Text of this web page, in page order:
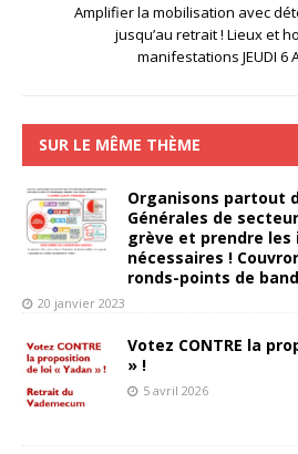
Amplifier la mobilisation avec
jusqu’au retrait ! Lieux et
manifestations JEUDI 6
SUR LE MÊME THÈME
Organisons partout
Générales de
grève et prendre
nécessaires !
ronds-points de
20 janvier 2023
Votez CONTRE la
» !
5 avril 2026